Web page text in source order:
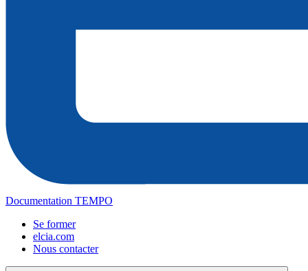
Documentation TEMPO
Se former
elcia.com
Nous contacter